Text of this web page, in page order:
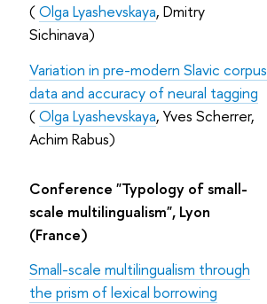
(Olga Lyashevskaya, Dmitry
Sichinava)
Variation in pre-modern Slavic corpus
data and accuracy of neural tagging
(Olga Lyashevskaya, Yves Scherrer,
Achim Rabus)
Conference "Typology of small-
scale multilingualism", Lyon
(France)
Small-scale multilingualism through
the prism of lexical borrowing